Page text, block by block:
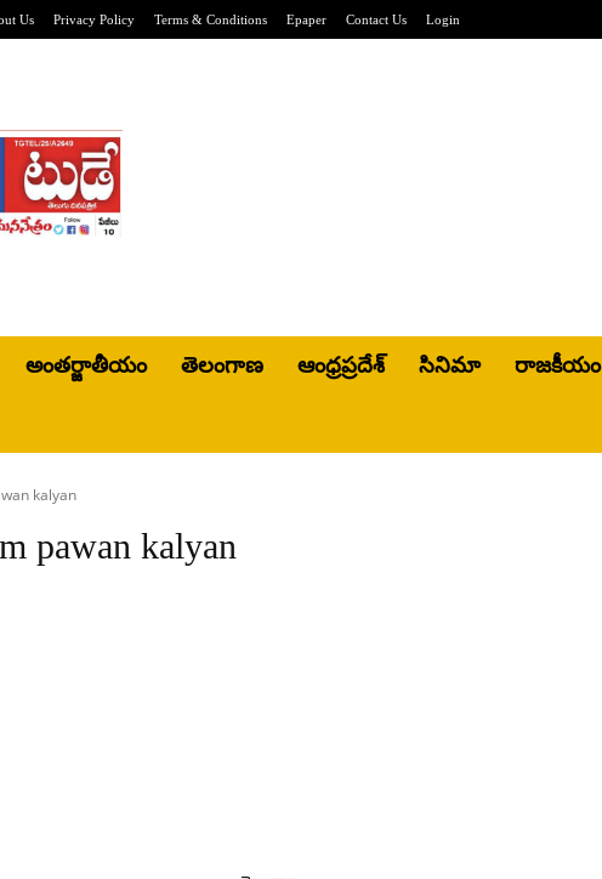
Us Privacy Policy Terms & Conditions Epaper Contact Us Login
అంతర్జాతీయం తెలంగాణ ఆంధ్రప్రదేశ్ సినిమా రాజకీయం
kalyan
pawan kalyan